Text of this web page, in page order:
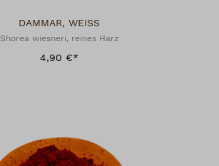
DAMMAR, WEISS
Shorea wiesneri, reines Harz
4,90 €*